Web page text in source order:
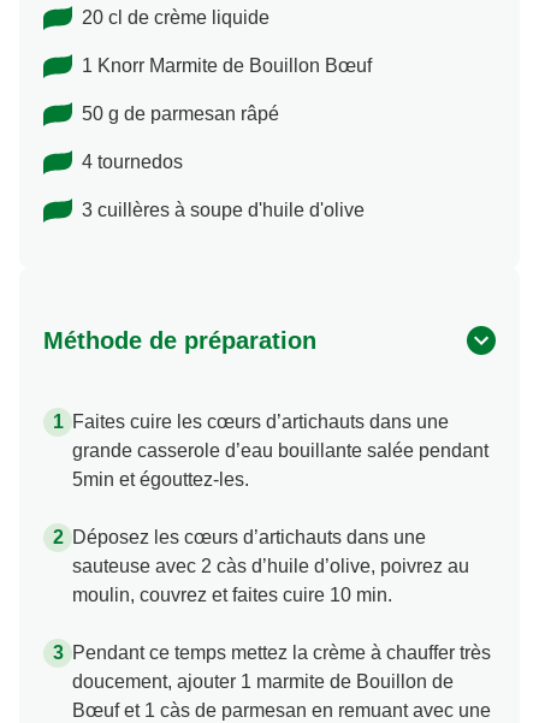
20 cl de crème liquide
1 Knorr Marmite de Bouillon Bœuf
50 g de parmesan râpé
4 tournedos
3 cuillères à soupe d'huile d'olive
Méthode de préparation
Faites cuire les cœurs d’artichauts dans une
grande casserole d’eau bouillante salée pendant
5min et égouttez-les.
Déposez les cœurs d’artichauts dans une
sauteuse avec 2 càs d’huile d’olive, poivrez au
moulin, couvrez et faites cuire 10 min.
Pendant ce temps mettez la crème à chauffer très
doucement, ajouter 1 marmite de Bouillon de
Bœuf et 1 càs de parmesan en remuant avec une